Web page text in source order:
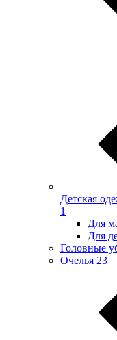
Детская
1
Для
Для
Головные
Очелья 23